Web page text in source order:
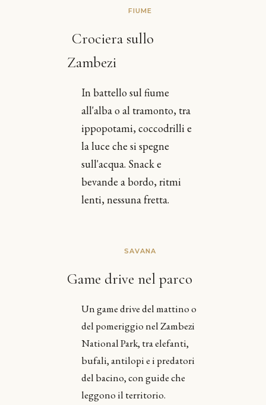
FIUME
Crociera sullo
Zambezi
In battello sul fiume
all'alba o al tramonto, tra
ippopotami, coccodrilli e
la luce che si spegne
sull'acqua. Snack e
bevande a bordo, ritmi
lenti, nessuna fretta.
SAVANA
Game drive nel parco
Un game drive del mattino o
del pomeriggio nel Zambezi
National Park, tra elefanti,
bufali, antilopi e i predatori
del bacino, con guide che
leggono il territorio.